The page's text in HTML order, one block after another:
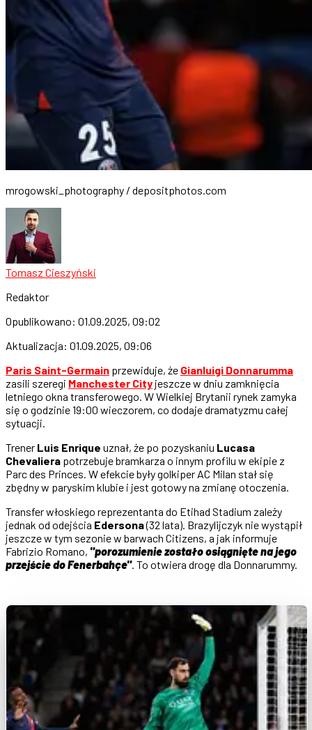
mrogowski_photography / depositphotos.com
Tomasz Cieszyński
Redaktor
Opublikowano: 01.09.2025, 09:02
Aktualizacja: 01.09.2025, 09:06
Paris Saint-Germain przewiduje, że Gianluigi Donnarumma
zasili szeregi Manchester City jeszcze w dniu zamknięcia
letniego okna transferowego. W Wielkiej Brytanii rynek zamyka
się o godzinie 19:00 wieczorem, co dodaje dramatyzmu całej
sytuacji.
Trener Luis Enrique uznał, że po pozyskaniu Lucasa
Chevaliera potrzebuje bramkarza o innym profilu w ekipie z
Parc des Princes. W efekcie były golkiper AC Milan stał się
zbędny w paryskim klubie i jest gotowy na zmianę otoczenia.
Transfer włoskiego reprezentanta do Etihad Stadium zależy
jednak od odejścia Edersona(32 lata). Brazylijczyk nie wystąpił
jeszcze w tym sezonie w barwach Citizens, a jak informuje
Fabrizio Romano, "porozumienie zostało osiągnięte na jego
przejście do Fenerbahçe". To otwiera drogę dla Donnarummy.